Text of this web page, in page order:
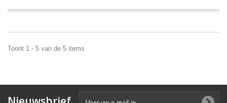
Toont 1 - 5 van de 5 items